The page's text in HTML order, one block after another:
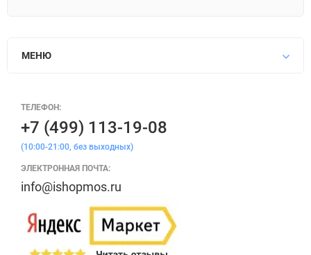
МЕНЮ
ТЕЛЕФОН:
+7 (499) 113-19-08
(10:00-21:00, без выходных)
ЭЛЕКТРОННАЯ ПОЧТА:
info@ishopmos.ru